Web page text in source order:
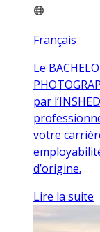
Français
Le
par
votre
d’origine.
Lire la suite